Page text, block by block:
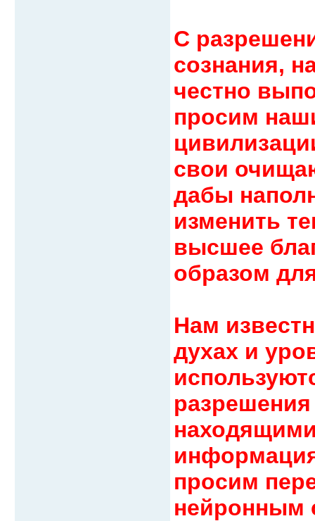
С
сознания,
честно
просим
свои
дабы
изменить
высшее
образом
Нам
духах и
разрешения
просим
нейронным